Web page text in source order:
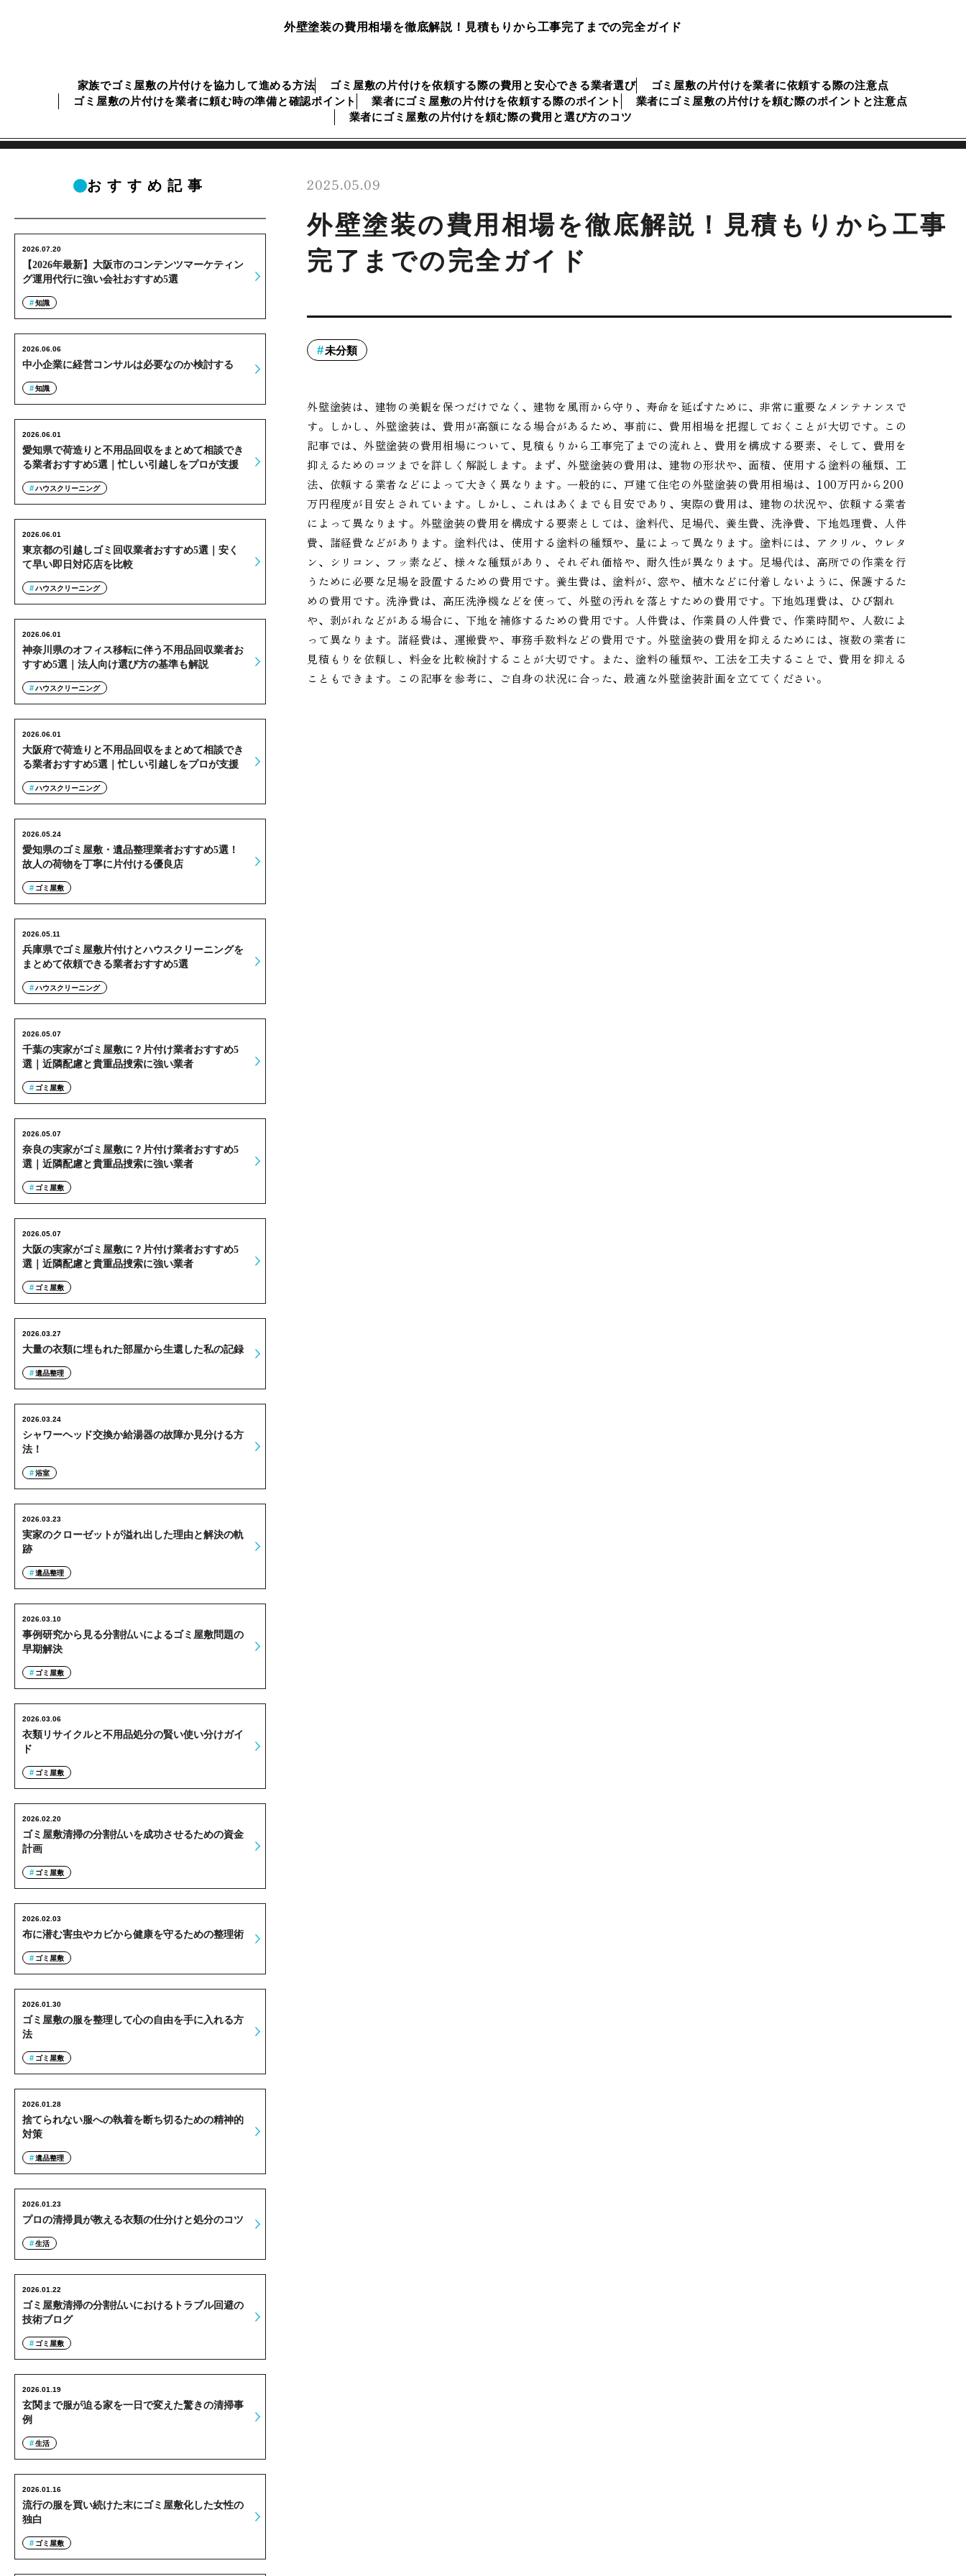
外壁塗装の費用相場を徹底解説！見積もりから工事完了までの完全ガイド
家族でゴミ屋敷の片付けを協力して進める方法 ゴミ屋敷の片付けを依頼する際の費用と安心できる業者選び
ゴミ屋敷の片付けを業者に依頼する際の注意点
ゴミ屋敷の片付けを業者に頼む時の準備と確認ポイント
業者にゴミ屋敷の片付けを依頼する際のポイント
業者にゴミ屋敷の片付けを頼む際のポイントと注意点
業者にゴミ屋敷の片付けを頼む際の費用と選び方のコツ
2025.05.09
外壁塗装の費用相場を徹底解説！見積もりから工事
完了までの完全ガイド
未分類
外壁塗装は、建物の美観を保つだけでなく、建物を風雨から守り、寿命を延ばすために、非常に重要なメンテナンスで
す。しかし、外壁塗装は、費用が高額になる場合があるため、事前に、費用相場を把握しておくことが大切です。この
記事では、外壁塗装の費用相場について、見積もりから工事完了までの流れと、費用を構成する要素、そして、費用を
抑えるためのコツまでを詳しく解説します。まず、外壁塗装の費用は、建物の形状や、面積、使用する塗料の種類、工
法、依頼する業者などによって大きく異なります。一般的に、戸建て住宅の外壁塗装の費用相場は、100万円から200
万円程度が目安とされています。しかし、これはあくまでも目安であり、実際の費用は、建物の状況や、依頼する業者
によって異なります。外壁塗装の費用を構成する要素としては、塗料代、足場代、養生費、洗浄費、下地処理費、人件
費、諸経費などがあります。塗料代は、使用する塗料の種類や、量によって異なります。塗料には、アクリル、ウレタ
ン、シリコン、フッ素など、様々な種類があり、それぞれ価格や、耐久性が異なります。足場代は、高所での作業を行
うために必要な足場を設置するための費用です。養生費は、塗料が、窓や、植木などに付着しないように、保護するた
めの費用です。洗浄費は、高圧洗浄機などを使って、外壁の汚れを落とすための費用です。下地処理費は、ひび割れ
や、剥がれなどがある場合に、下地を補修するための費用です。人件費は、作業員の人件費で、作業時間や、人数によ
って異なります。諸経費は、運搬費や、事務手数料などの費用です。外壁塗装の費用を抑えるためには、複数の業者に
見積もりを依頼し、料金を比較検討することが大切です。また、塗料の種類や、工法を工夫することで、費用を抑える
こともできます。この記事を参考に、ご自身の状況に合った、最適な外壁塗装計画を立ててください。
おすすめ記事
【2026年最新】大阪市のコンテンツマーケティン
グ運用代行に強い会社おすすめ5選
2026.07.20
知識
中小企業に経営コンサルは必要なのか検討する
2026.06.06
知識
愛知県で荷造りと不用品回収をまとめて相談でき
る業者おすすめ5選｜忙しい引越しをプロが支援
2026.06.01
ハウスクリーニング
東京都の引越しゴミ回収業者おすすめ5選｜安く
て早い即日対応店を比較
2026.06.01
ハウスクリーニング
神奈川県のオフィス移転に伴う不用品回収業者お
すすめ5選｜法人向け選び方の基準も解説
2026.06.01
ハウスクリーニング
大阪府で荷造りと不用品回収をまとめて相談でき
る業者おすすめ5選｜忙しい引越しをプロが支援
2026.06.01
ハウスクリーニング
愛知県のゴミ屋敷・遺品整理業者おすすめ5選！
故人の荷物を丁寧に片付ける優良店
2026.05.24
ゴミ屋敷
兵庫県でゴミ屋敷片付けとハウスクリーニングを
まとめて依頼できる業者おすすめ5選
2026.05.11
ハウスクリーニング
千葉の実家がゴミ屋敷に？片付け業者おすすめ5
選｜近隣配慮と貴重品捜索に強い業者
2026.05.07
ゴミ屋敷
奈良の実家がゴミ屋敷に？片付け業者おすすめ5
選｜近隣配慮と貴重品捜索に強い業者
2026.05.07
ゴミ屋敷
大阪の実家がゴミ屋敷に？片付け業者おすすめ5
選｜近隣配慮と貴重品捜索に強い業者
2026.05.07
ゴミ屋敷
大量の衣類に埋もれた部屋から生還した私の記録
2026.03.27
遺品整理
シャワーヘッド交換か給湯器の故障か見分ける方
法！
2026.03.24
浴室
実家のクローゼットが溢れ出した理由と解決の軌
跡
2026.03.23
遺品整理
事例研究から見る分割払いによるゴミ屋敷問題の
早期解決
2026.03.10
ゴミ屋敷
衣類リサイクルと不用品処分の賢い使い分けガイ
ド
2026.03.06
ゴミ屋敷
ゴミ屋敷清掃の分割払いを成功させるための資金
計画
2026.02.20
ゴミ屋敷
布に潜む害虫やカビから健康を守るための整理術
2026.02.03
ゴミ屋敷
ゴミ屋敷の服を整理して心の自由を手に入れる方
法
2026.01.30
ゴミ屋敷
捨てられない服への執着を断ち切るための精神的
対策
2026.01.28
遺品整理
プロの清掃員が教える衣類の仕分けと処分のコツ
2026.01.23
生活
ゴミ屋敷清掃の分割払いにおけるトラブル回避の
技術ブログ
2026.01.22
ゴミ屋敷
玄関まで服が迫る家を一日で変えた驚きの清掃事
例
2026.01.19
生活
流行の服を買い続けた末にゴミ屋敷化した女性の
独白
2026.01.16
ゴミ屋敷